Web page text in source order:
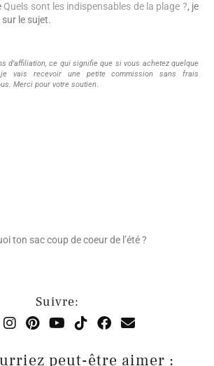
Quels sont les indispensables de la plage ?, je
sur le sujet.
d’affiliation, ce qui signifie que si vous achetez quelque
vais recevoir une petite commission sans frais
Merci pour votre soutien.
ton sac coup de coeur de l’été ?
Suivre:
peut-être aimer :